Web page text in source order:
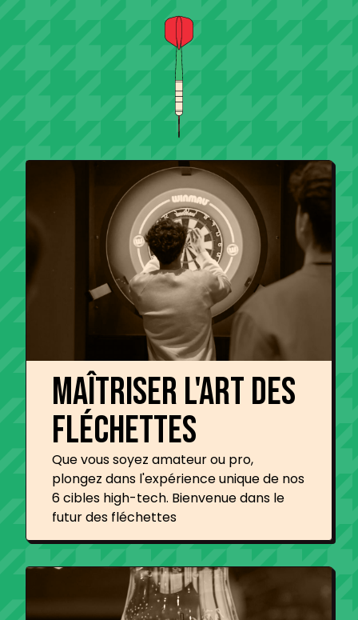
Maîtriser l'art des
fléchettes
Que vous soyez amateur ou pro,
plongez dans l'expérience unique de nos
6 cibles high-tech. Bienvenue dans le
futur des fléchettes